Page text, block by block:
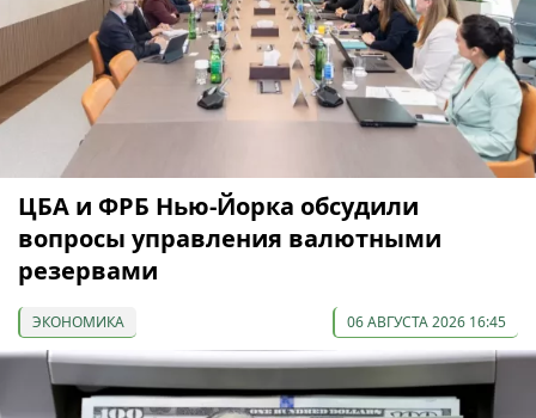
ЦБА и ФРБ Нью-Йорка обсудили
вопросы управления валютными
резервами
ЭКОНОМИКА 06 АВГУСТА 2026 16:45